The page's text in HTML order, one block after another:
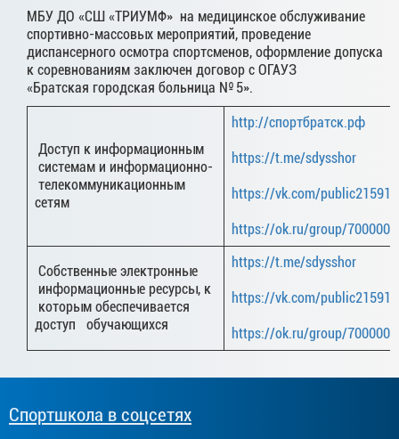
МБУ ДО «СШ «ТРИУМФ» на медицинское обслуживание
спортивно-массовых мероприятий, проведение
диспансерного осмотра спортсменов, оформление допуска
к соревнованиям заключен договор с ОГАУЗ
«Братская городская больница № 5».
Доступ к информационным
системам и информационно-
телекоммуникационным
сетям
http://спортбратск.рф
https://t.me/sdysshor
https://vk.com/
https://ok.ru/group/
Собственные электронные
информационные ресурсы, к
которым обеспечивается
доступ обучающихся
https://t.me/sdysshor
https://vk.com/
https://ok.ru/group/
Спортшкола в соцсетях